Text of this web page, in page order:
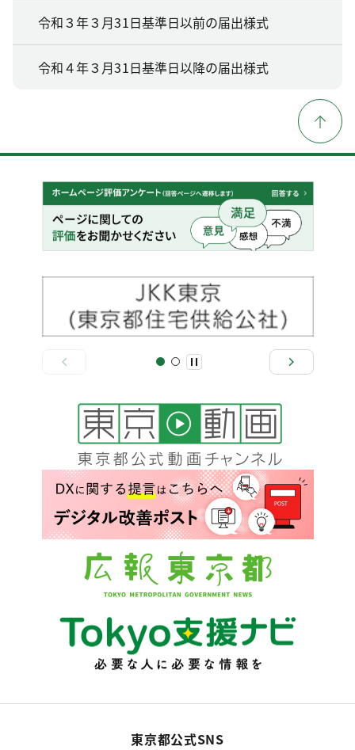
令和３年３月31日基準日以前の届出様式
令和４年３月31日基準日以降の届出様式
東京都公式SNS